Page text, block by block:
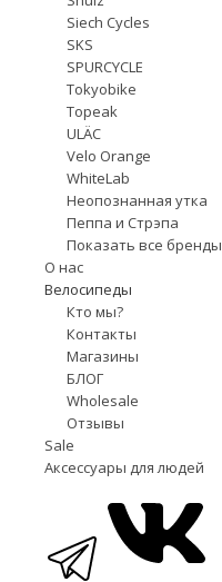
Siech Cycles
SKS
SPURCYCLE
Tokyobike
Topeak
ULÄC
Velo Orange
WhiteLab
Неопознанная утка
Пеппа и Стрэпа
Показать все бренды
О нас
Велосипеды
Кто мы?
Контакты
Магазины
БЛОГ
Wholesale
Отзывы
Sale
Аксессуары для людей